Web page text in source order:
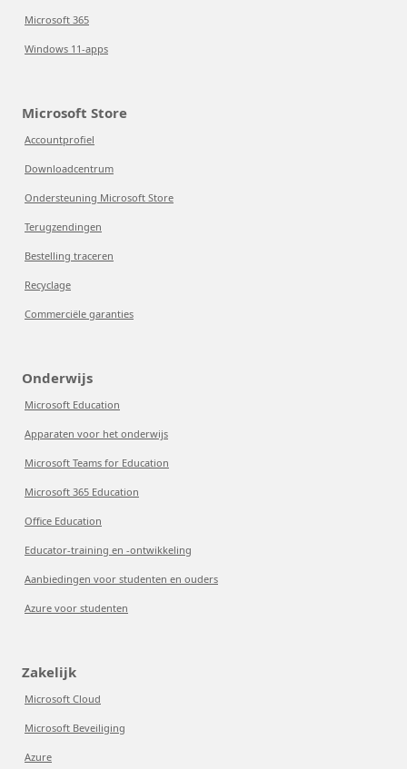
Microsoft 365
Windows 11-apps
Microsoft Store
Accountprofiel
Downloadcentrum
Ondersteuning Microsoft Store
Terugzendingen
Bestelling traceren
Recyclage
Commerciële garanties
Onderwijs
Microsoft Education
Apparaten voor het onderwijs
Microsoft Teams for Education
Microsoft 365 Education
Office Education
Educator-training en -ontwikkeling
Aanbiedingen voor studenten en ouders
Azure voor studenten
Zakelijk
Microsoft Cloud
Microsoft Beveiliging
Azure